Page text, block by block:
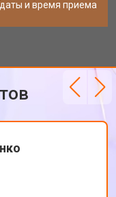
и время приема